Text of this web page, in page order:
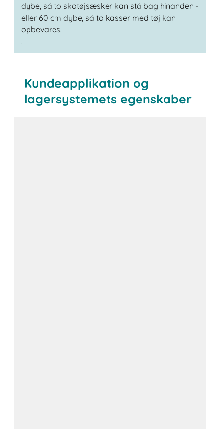
dybe, så to skotøjsæsker kan stå bag hinanden -
eller 60 cm dybe, så to kasser med tøj kan
opbevares.
.
Kundeapplikation og
lagersystemets egenskaber